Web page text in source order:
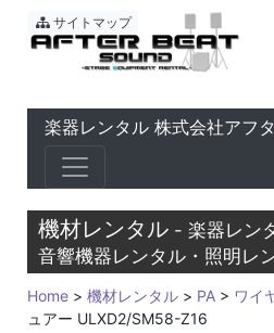
東京 音響会社
サイトマップ
楽器レンタル 株式会社アフ
機材レンタル - 楽器レン
音響機器レンタル・照明レ
Home > 機材レンタル > PA > ワイ
ュアー ULXD2/SM58-Z16